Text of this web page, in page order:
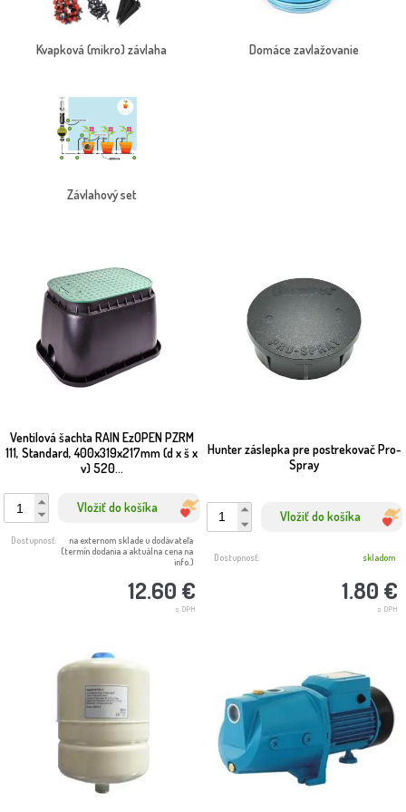
Kvapková (mikro) závlaha Domáce zavlažovanie
Závlahový set
Ventilová šachta RAIN EzOPEN PZRM
111, Standard, 400x319x217mm (d x š x
v) 520...
Vložiť do košíka
12.60 €
s DPH
Dostupnosť:
na externom sklade u dodávateľa
(termín dodania a aktuálna cena na
info.)
Hunter záslepka pre postrekovač Pro-
Spray
Vložiť do košíka
1.80 €
s DPH
Dostupnosť: skladom